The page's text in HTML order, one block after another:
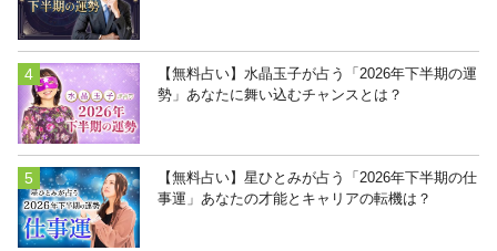
【無料占い】水晶玉子が占う「2026年下半期の運
勢」あなたに舞い込むチャンスとは？
【無料占い】星ひとみが占う「2026年下半期の仕
事運」あなたの才能とキャリアの転機は？